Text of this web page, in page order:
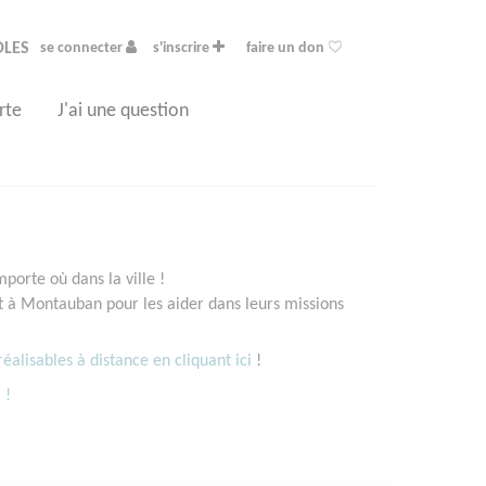
se connecter s'inscrire faire un don
J'ai une question
où dans la ville !
Montauban pour les aider dans leurs missions
à distance en cliquant ici !
!